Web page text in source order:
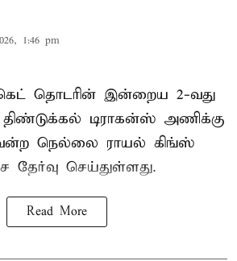
1:46 pm
தொடரின் இன்றைய 2-வது
டிராகன்ஸ் அணிக்கு
நெல்லை ராயல் கிங்ஸ்
செய்துள்ளது.
Read More